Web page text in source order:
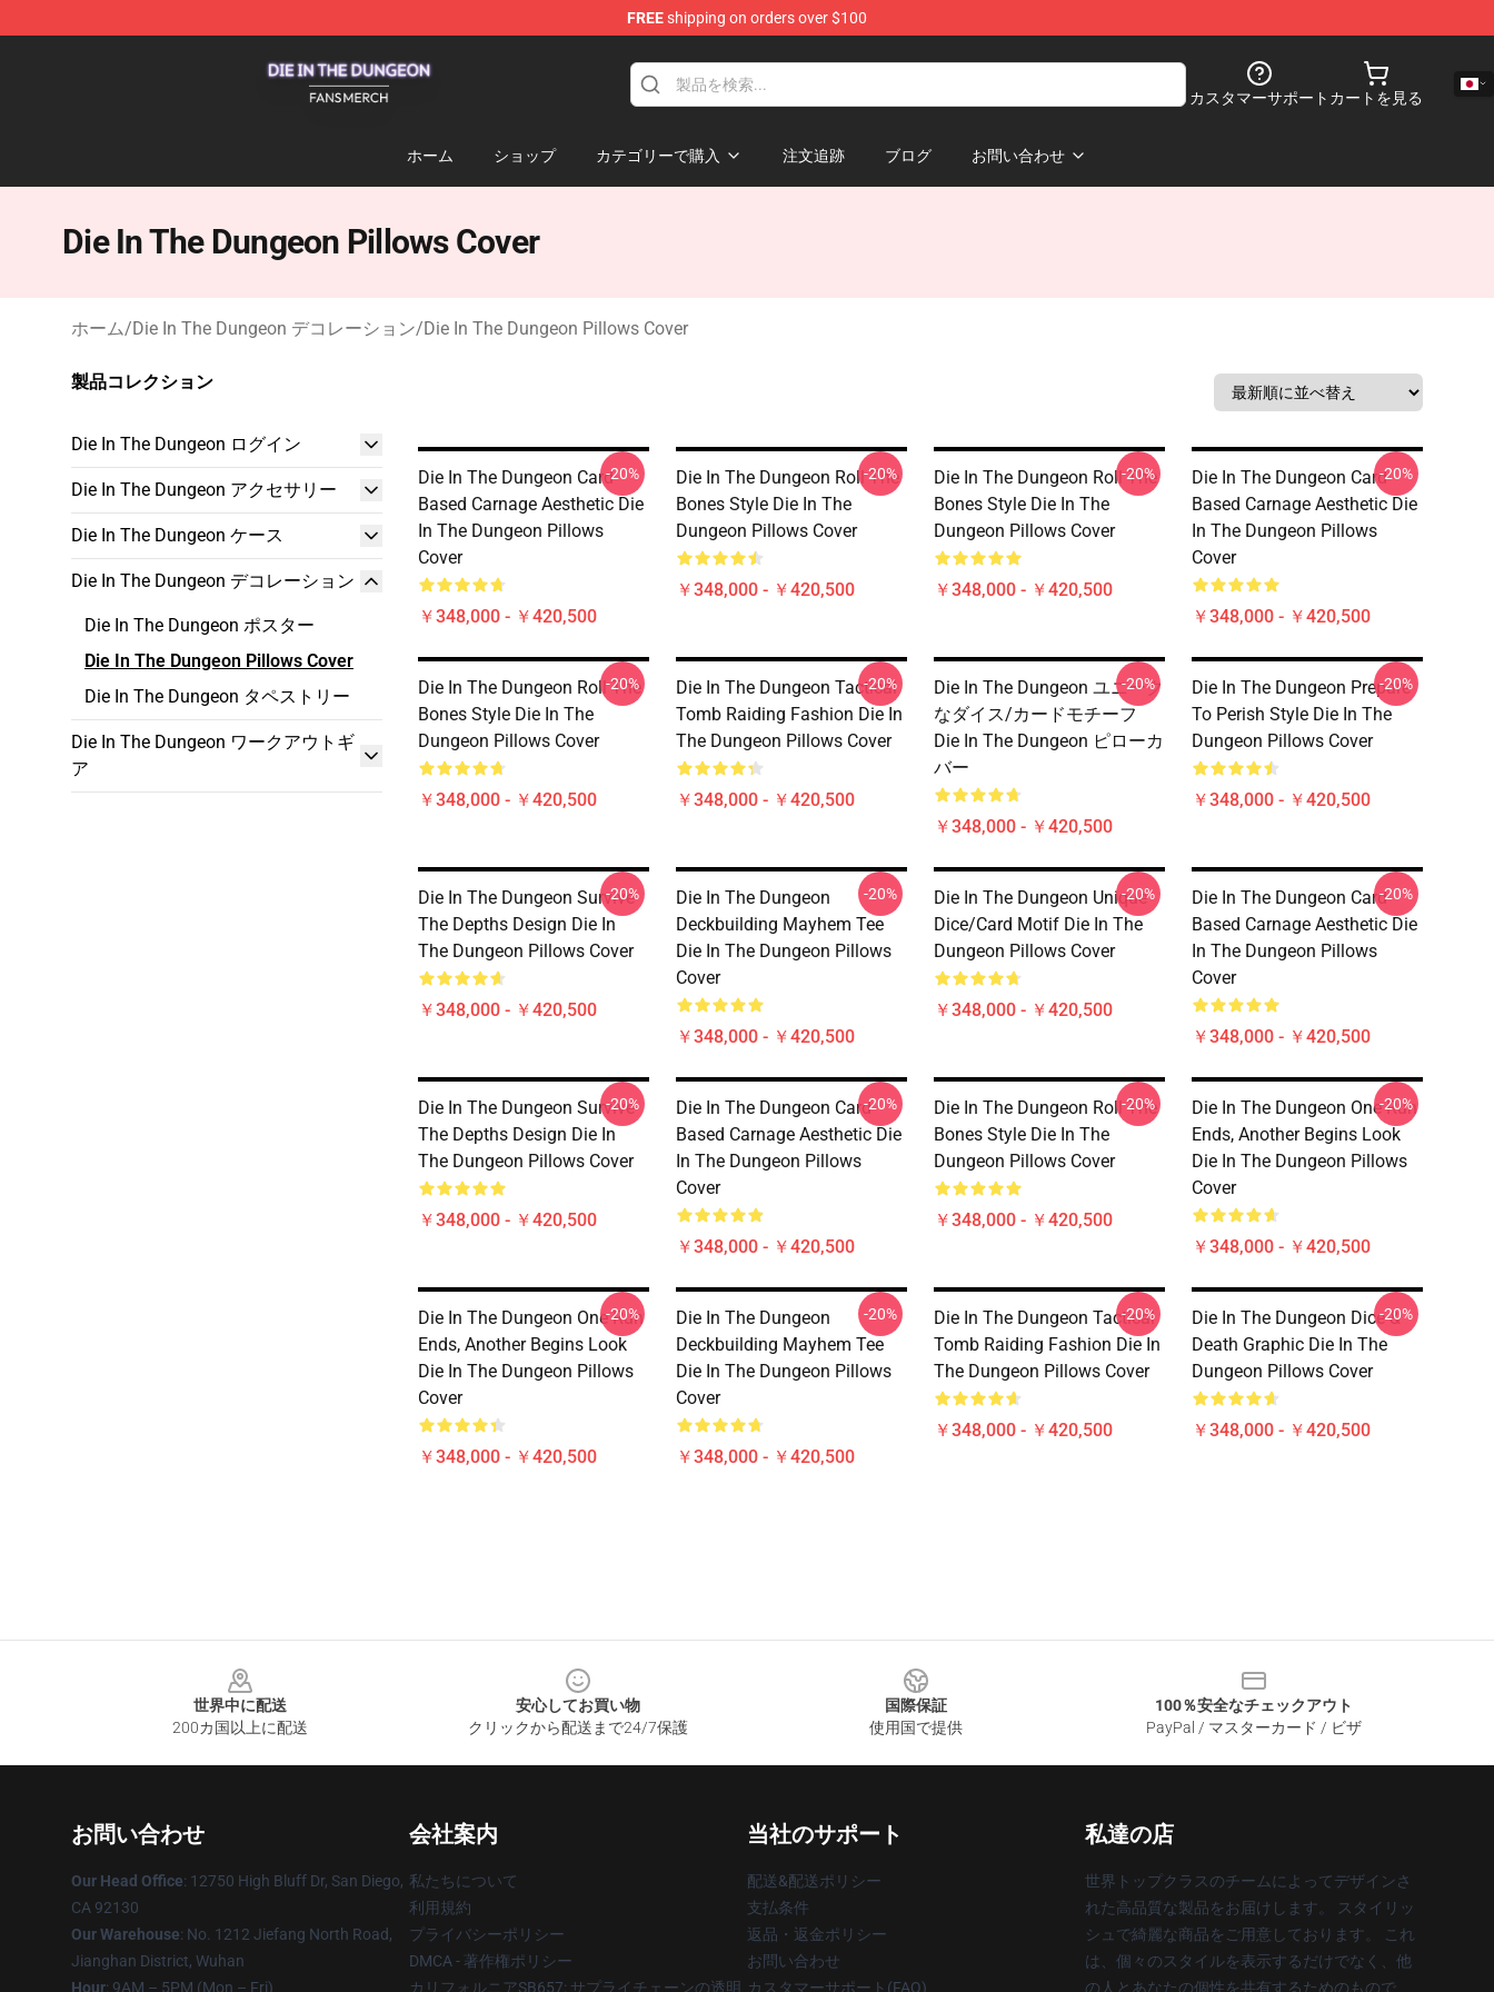
FREEshipping on orders over $100
カスタマーサポート カートを見る
ホーム ショップ カテゴリーで購入 注文追跡 ブログ お問い合わせ
Die In The Dungeon Pillows Cover
ホーム/Die In The Dungeon デコレーション/Die In The Dungeon Pillows Cover
製品コレクション
Die In The Dungeon ログイン
Die In The Dungeon アクセサリー
Die In The Dungeon ケース
Die In The Dungeon デコレーション
Die In The Dungeon ポスター
Die In The Dungeon Pillows Cover
Die In The Dungeon タペストリー
Die In The Dungeon ワークアウトギ
ア
Die In The Dungeon Card-
Based Carnage Aesthetic Die
In The Dungeon Pillows
Cover
￥348,000 - ￥420,500
-20%
Die In The Dungeon Roll The
Bones Style Die In The
Dungeon Pillows Cover
￥348,000 - ￥420,500
-20%
Die In The Dungeon Roll The
Bones Style Die In The
Dungeon Pillows Cover
￥348,000 - ￥420,500
-20%
Die In The Dungeon Card-
Based Carnage Aesthetic Die
In The Dungeon Pillows
Cover
￥348,000 - ￥420,500
-20%
Die In The Dungeon Roll The
Bones Style Die In The
Dungeon Pillows Cover
￥348,000 - ￥420,500
-20%
Die In The Dungeon Tactical
Tomb Raiding Fashion Die In
The Dungeon Pillows Cover
￥348,000 - ￥420,500
-20%
Die In The Dungeon ユニーク
なダイス/カードモチーフ
Die In The Dungeon ピローカ
バー
￥348,000 - ￥420,500
-20%
Die In The Dungeon Prepare
To Perish Style Die In The
Dungeon Pillows Cover
￥348,000 - ￥420,500
-20%
Die In The Dungeon Survive
The Depths Design Die In
The Dungeon Pillows Cover
￥348,000 - ￥420,500
-20%
Die In The Dungeon
Deckbuilding Mayhem Tee
Die In The Dungeon Pillows
Cover
￥348,000 - ￥420,500
-20%
Die In The Dungeon Unique
Dice/Card Motif Die In The
Dungeon Pillows Cover
￥348,000 - ￥420,500
-20%
Die In The Dungeon Card-
Based Carnage Aesthetic Die
In The Dungeon Pillows
Cover
￥348,000 - ￥420,500
-20%
Die In The Dungeon Survive
The Depths Design Die In
The Dungeon Pillows Cover
￥348,000 - ￥420,500
-20%
Die In The Dungeon Card-
Based Carnage Aesthetic Die
In The Dungeon Pillows
Cover
￥348,000 - ￥420,500
-20%
Die In The Dungeon Roll The
Bones Style Die In The
Dungeon Pillows Cover
￥348,000 - ￥420,500
-20%
Die In The Dungeon One Run
Ends, Another Begins Look
Die In The Dungeon Pillows
Cover
￥348,000 - ￥420,500
-20%
Die In The Dungeon One Run
Ends, Another Begins Look
Die In The Dungeon Pillows
Cover
￥348,000 - ￥420,500
-20%
Die In The Dungeon
Deckbuilding Mayhem Tee
Die In The Dungeon Pillows
Cover
￥348,000 - ￥420,500
-20%
Die In The Dungeon Tactical
Tomb Raiding Fashion Die In
The Dungeon Pillows Cover
￥348,000 - ￥420,500
-20%
Die In The Dungeon Dice &
Death Graphic Die In The
Dungeon Pillows Cover
￥348,000 - ￥420,500
-20%
世界中に配送
200カ国以上に配送
安心してお買い物
クリックから配送まで24/7保護
国際保証
使用国で提供
100％安全なチェックアウト
PayPal / マスターカード / ビザ
お問い合わせ
Our Head Office: 12750 High Bluff Dr, San Diego,
CA 92130
Our Warehouse: No. 1212 Jiefang North Road,
Jianghan District, Wuhan
Hour: 9AM – 5PM (Mon – Fri)
会社案内
私たちについて
利用規約
プライバシーポリシー
DMCA - 著作権ポリシー
カリフォルニアSB657: サプライチェーンの透明
当社のサポート
配送&配送ポリシー
支払条件
返品・返金ポリシー
お問い合わせ
カスタマーサポート(FAQ)
私達の店
世界トップクラスのチームによってデザインさ
れた高品質な製品をお届けします。 スタイリッ
シュで綺麗な商品をご用意しております。 これ
は、個々のスタイルを表示するだけでなく、他
の人とあなたの個性を共有するためのもので